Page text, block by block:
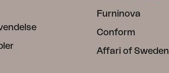
Furninova
Conform
Affari of Sweden